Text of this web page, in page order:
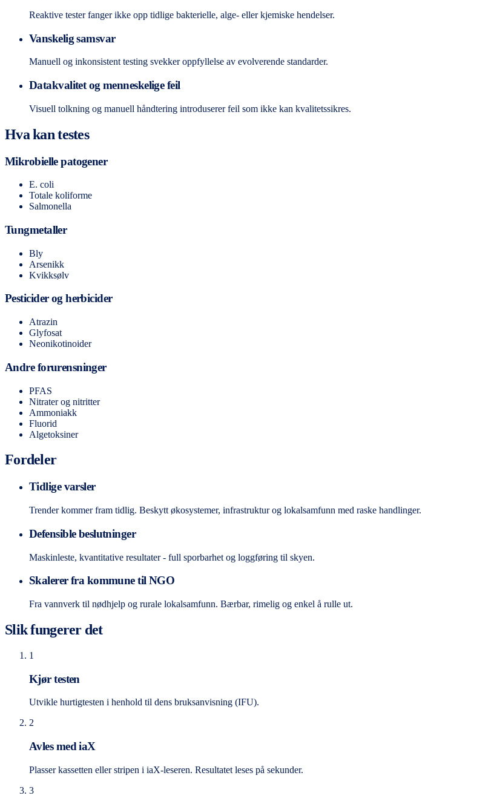
Reaktive tester fanger ikke opp tidlige bakterielle, alge- eller kjemiske hendelser.
Vanskelig samsvar
Manuell og inkonsistent testing svekker oppfyllelse av evolverende standarder.
Datakvalitet og menneskelige feil
Visuell tolkning og manuell håndtering introduserer feil som ikke kan kvalitetssikres.
Hva kan testes
Mikrobielle patogener
E. coli
Totale koliforme
Salmonella
Tungmetaller
Bly
Arsenikk
Kvikksølv
Pesticider og herbicider
Atrazin
Glyfosat
Neonikotinoider
Andre forurensninger
PFAS
Nitrater og nitritter
Ammoniakk
Fluorid
Algetoksiner
Fordeler
Tidlige varsler
Trender kommer fram tidlig. Beskytt økosystemer, infrastruktur og lokalsamfunn med raske handlinger.
Defensible beslutninger
Maskinleste, kvantitative resultater - full sporbarhet og loggføring til skyen.
Skalerer fra kommune til NGO
Fra vannverk til nødhjelp og rurale lokalsamfunn. Bærbar, rimelig og enkel å rulle ut.
Slik fungerer det
1
Kjør testen
Utvikle hurtigtesten i henhold til dens bruksanvisning (IFU).
2
Avles med iaX
Plasser kassetten eller stripen i iaX-leseren. Resultatet leses på sekunder.
3